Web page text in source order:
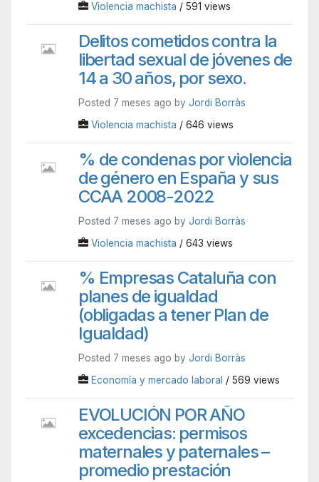
Violencia machista / 591 views
Delitos cometidos contra la
libertad sexual de jóvenes de
14 a 30 años, por sexo.
Posted 7 meses ago by Jordi Borràs
Violencia machista / 646 views
% de condenas por violencia
de género en España y sus
CCAA 2008-2022
Posted 7 meses ago by Jordi Borràs
Violencia machista / 643 views
% Empresas Cataluña con
planes de igualdad
(obligadas a tener Plan de
Igualdad)
Posted 7 meses ago by Jordi Borràs
Economía y mercado laboral / 569 views
EVOLUCIÓN POR AÑO
excedencias: permisos
maternales y paternales –
promedio prestación